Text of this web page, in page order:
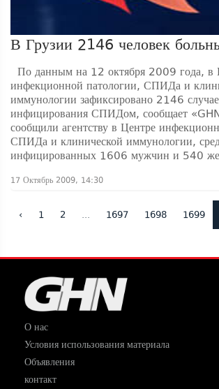
В Грузии 2146 человек
По данным на 12 октября 2009 года, в
инфекционной патологии, СПИДа и
иммунологии зафиксировано 2146
инфицирования СПИДом, сообщает
сообщили агентству в Центре
СПИДа и клинической иммунологии,
инфицированных 1606 мужчин и 540
17 Октябрь 2009, 14:30
‹ 1 2 ... 1697 1698 1699
О нас
Условия использования материала
Объявления
контакт